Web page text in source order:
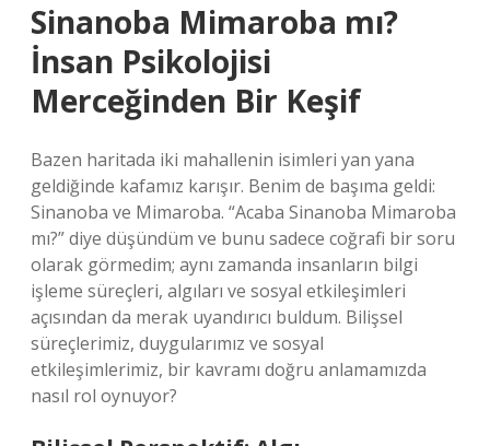
Sinanoba Mimaroba mı?
İnsan Psikolojisi
Merceğinden Bir Keşif
Bazen haritada iki mahallenin isimleri yan yana
geldiğinde kafamız karışır. Benim de başıma geldi:
Sinanoba ve Mimaroba. “Acaba Sinanoba Mimaroba
mı?” diye düşündüm ve bunu sadece coğrafi bir soru
olarak görmedim; aynı zamanda insanların bilgi
işleme süreçleri, algıları ve sosyal etkileşimleri
açısından da merak uyandırıcı buldum. Bilişsel
süreçlerimiz, duygularımız ve sosyal
etkileşimlerimiz, bir kavramı doğru anlamamızda
nasıl rol oynuyor?